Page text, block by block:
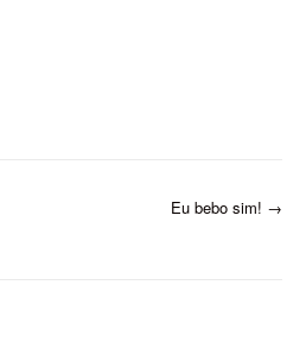
Eu bebo sim! →